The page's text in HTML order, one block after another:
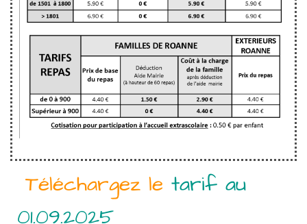
Téléchargez le tarif au
01.09.2025